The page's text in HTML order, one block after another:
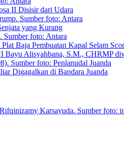
II Disisir dari Udara
yang Kurang
Baja Pembuatan Kapal Selam
Digagalkan di Bandara Juanda